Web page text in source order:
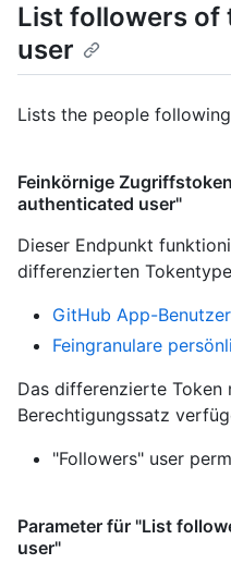
List followers of
user
Lists the people
Feinkörnige
authenticated user"
Dieser Endpunkt
differenzierten
GitHub App-
Feingranulare
Das differenzierte Token
Berechtigungssatz
"Followers" user
Parameter für "List
user"